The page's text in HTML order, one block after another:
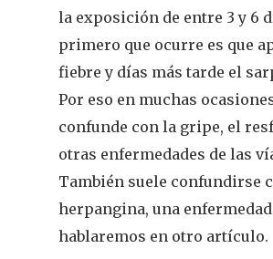
la exposición de entre 3 y 6
primero que ocurre es que
fiebre y días más tarde el
Por eso en muchas
confunde con la gripe, el
otras enfermedades de las
También suele confundirse
herpangina, una enfermedad
hablaremos en otro artículo.